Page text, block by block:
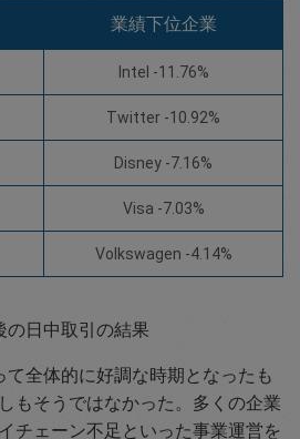
業績下位企業
Intel -11.76%
Twitter -10.92%
Disney -7.16%
Visa -7.03%
Volkswagen -4.14%
の日中取引の結果
全体的に好調な時期となったも
もそうではなかった。多くの企業
チェーン不足といった事業運営を